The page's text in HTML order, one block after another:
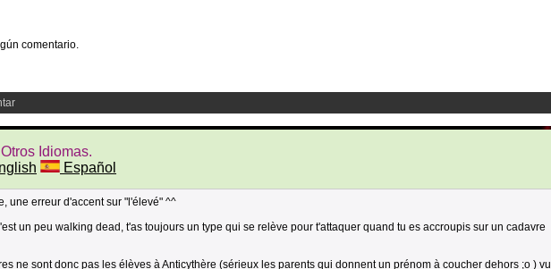
comentario.
Idiomas.
Español
une erreur d'accent sur "l'élevé" ^^
un peu walking dead, t'as toujours un type qui se relève pour t'attaquer quand tu es accroupis sur un cadavre
ne sont donc pas les élèves à Anticythère (sérieux les parents qui donnent un prénom à coucher dehors ;o ) vu